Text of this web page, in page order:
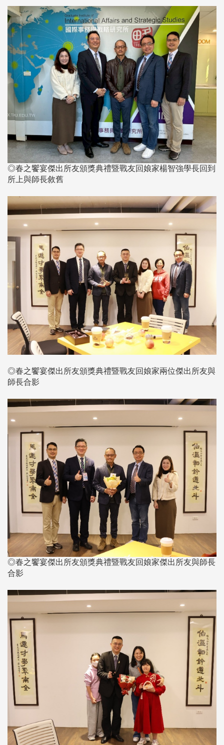
◎春之饗宴傑出所友頒獎典禮暨戰友回娘家楊智強學長回到
所上與師長敘舊
◎春之饗宴傑出所友頒獎典禮暨戰友回娘家兩位傑出所友與
師長合影
◎春之饗宴傑出所友頒獎典禮暨戰友回娘家傑出所友與師長
合影